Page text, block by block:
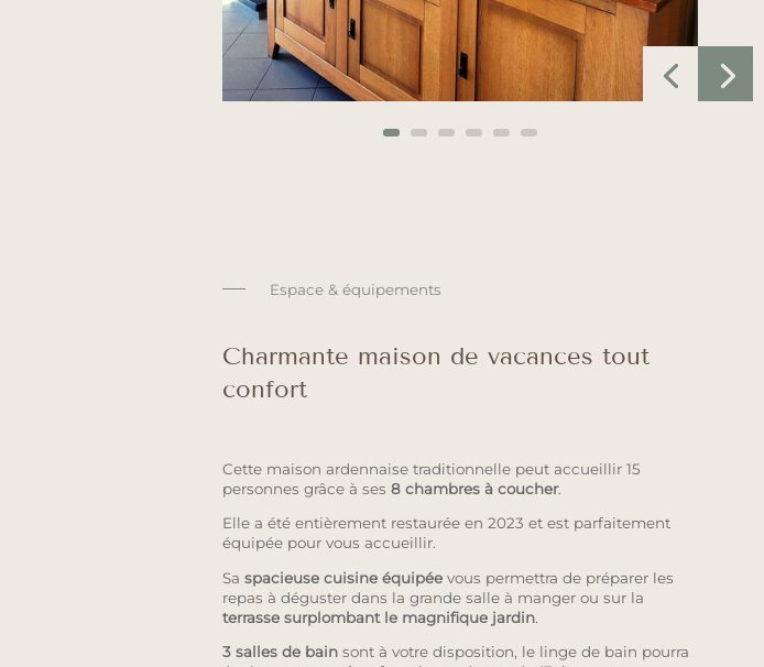
Espace & équipements
Charmante maison de vacances tout
confort
Cette maison ardennaise traditionnelle peut accueillir 15
personnes grâce à ses 8 chambres à coucher.
Elle a été entièrement restaurée en 2023 et est parfaitement
équipée pour vous accueillir.
Sa spacieuse cuisine équipéevous permettra de préparer les
repas à déguster dans la grande salle à manger ou sur la
terrasse surplombant le magnifique jardin.
3 salles de bainsont à votre disposition, le linge de bain pourra